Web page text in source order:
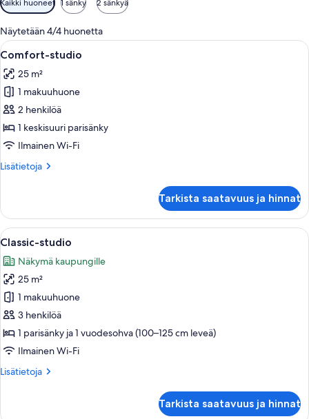
saatavilla
olevia
suodattimia
Kaikki huoneet 1 sänky 2 sänkyä
Näytetään 4/4 huonetta
Avaa
kaikki
huonetyypin
Comfort-
studio
kuvat
Moderni makuuhuone, jossa on
10
Comfort-studio
25 m²
1 makuuhuone
2 henkilöä
1 keskisuuri parisänky
Ilmainen Wi-Fi
Lisätietoja
Lisätietoja
Tarkista saatavuus ja hinnat
Avaa
kaikki
huonetyypin
Classic-
studio
kuvat
Moderni makuuhuone, jossa on
10
Classic-studio
Näkymä kaupungille
25 m²
1 makuuhuone
3 henkilöä
1 parisänky ja 1 vuodesohva (100–125 cm leveä)
Ilmainen Wi-Fi
Lisätietoja
Lisätietoja
Tarkista saatavuus ja hinnat